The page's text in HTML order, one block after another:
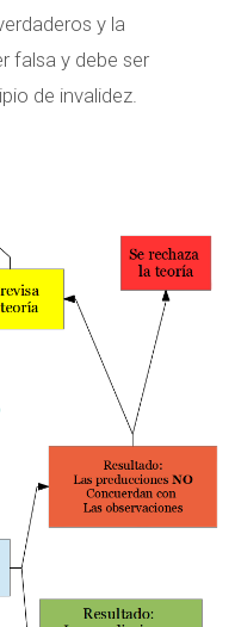
y la
falsa y debe ser
de invalidez.